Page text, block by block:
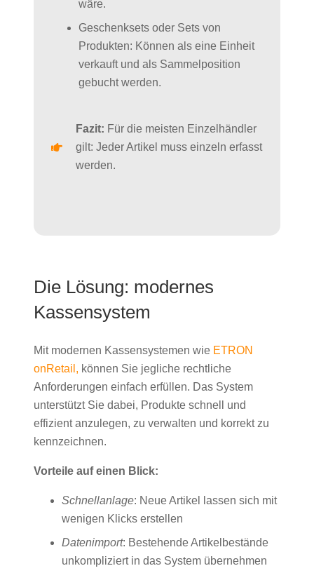
wäre.
Geschenksets oder Sets von
Produkten: Können als eine Einheit
verkauft und als Sammelposition
gebucht werden.
Fazit: Für die meisten Einzelhändler
gilt: Jeder Artikel muss einzeln erfasst
werden.
Die Lösung: modernes
Kassensystem
Mit modernen Kassensystemen wie ETRON
onRetail, können Sie jegliche rechtliche
Anforderungen einfach erfüllen. Das System
unterstützt Sie dabei, Produkte schnell und
effizient anzulegen, zu verwalten und korrekt zu
kennzeichnen.
Vorteile auf einen Blick:
Schnellanlage: Neue Artikel lassen sich mit
wenigen Klicks erstellen
Datenimport: Bestehende Artikelbestände
unkompliziert in das System übernehmen